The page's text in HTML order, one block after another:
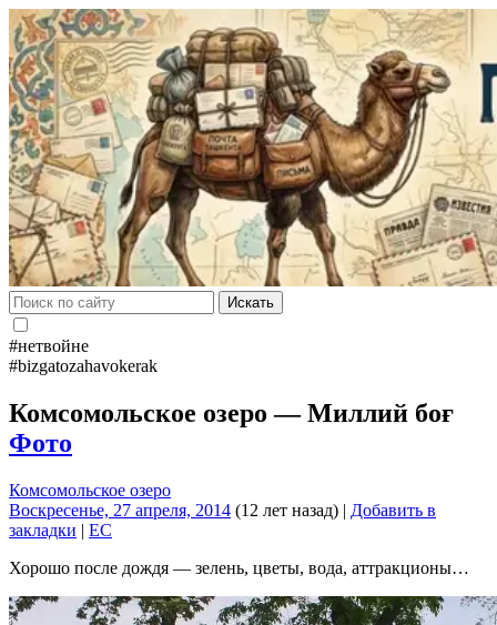
Искать
#нетвойне
#bizgatozahavokerak
Комсомольское озеро — Миллий боғ
Фото
Комсомольское озеро
Воскресенье, 27 апреля, 2014 (12 лет назад) | Добавить в
закладки | EC
Хорошо после дождя — зелень, цветы, вода, аттракционы…